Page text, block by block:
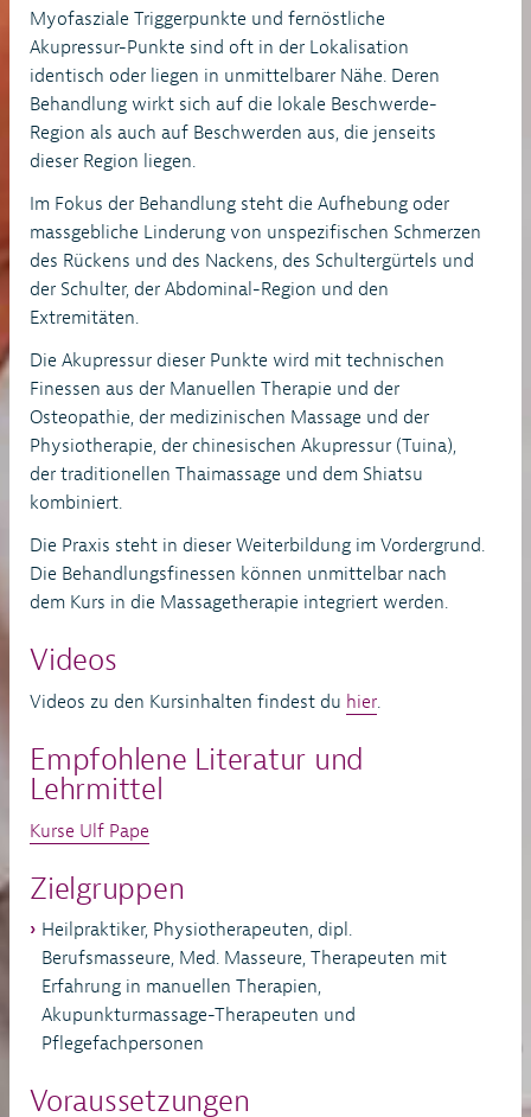
Myofasziale Triggerpunkte und fernöstliche
Akupressur-Punkte sind oft in der Lokalisation
identisch oder liegen in unmittelbarer Nähe. Deren
Behandlung wirkt sich auf die lokale Beschwerde-
Region als auch auf Beschwerden aus, die jenseits
dieser Region liegen.
Im Fokus der Behandlung steht die Aufhebung oder
massgebliche Linderung von unspezifischen Schmerzen
des Rückens und des Nackens, des Schultergürtels und
der Schulter, der Abdominal-Region und den
Extremitäten.
Die Akupressur dieser Punkte wird mit technischen
Finessen aus der Manuellen Therapie und der
Osteopathie, der medizinischen Massage und der
Physiotherapie, der chinesischen Akupressur (Tuina),
der traditionellen Thaimassage und dem Shiatsu
kombiniert.
Die Praxis steht in dieser Weiterbildung im Vordergrund.
Die Behandlungsfinessen können unmittelbar nach
dem Kurs in die Massagetherapie integriert werden.
Videos
Videos zu den Kursinhalten findest du hier.
Empfohlene Literatur und
Lehrmittel
Kurse Ulf Pape
Zielgruppen
Heilpraktiker, Physiotherapeuten, dipl.
Berufsmasseure, Med. Masseure, Therapeuten mit
Erfahrung in manuellen Therapien,
Akupunkturmassage-Therapeuten und
Pflegefachpersonen
Voraussetzungen